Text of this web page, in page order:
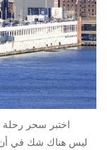
اختبر سحر رحلة
ليس هناك شك في أن